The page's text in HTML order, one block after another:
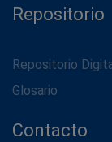
Repositorio
Repositorio
Glosario
Contacto